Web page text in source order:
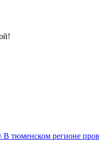
\ В тюменском регионе